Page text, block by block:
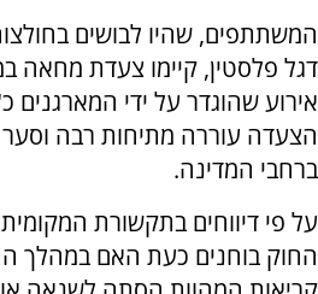
המשתתפים, שהיו לבושים
דגל פלסטין, קיימו צעדת מחאה
אירוע שהוגדר על ידי המארגנים
הצעדה עוררה מתיחות רבה
ברחבי המדינה.
על פי דיווחים בתקשורת המקומית
החוק בוחנים כעת האם במהלך